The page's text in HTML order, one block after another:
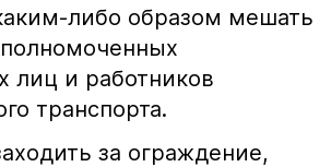
либо образом мешать
лиц и работников
транспорта.
за ограждение,